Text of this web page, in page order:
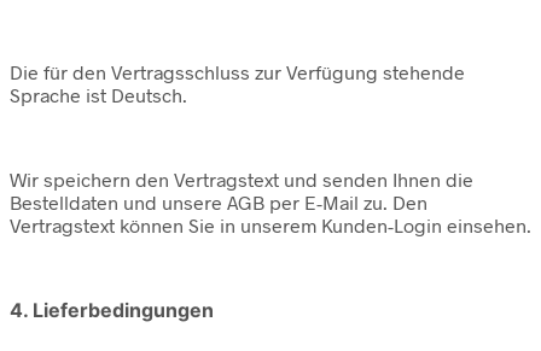
Die für den Vertragsschluss zur Verfügung stehende
Sprache ist Deutsch.
Wir speichern den Vertragstext und senden Ihnen die
Bestelldaten und unsere AGB per E-Mail zu. Den
Vertragstext können Sie in unserem Kunden-Login einsehen.
4. Lieferbedingungen